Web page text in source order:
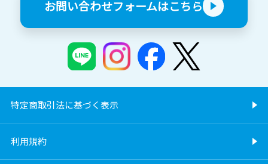
お問い合わせフォームはこちら
特定商取引法に基づく表示
利用規約